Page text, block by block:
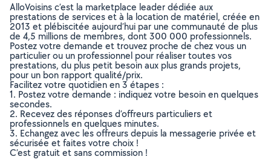
AlloVoisins c’est la marketplace leader dédiée aux
prestations de services et à la location de matériel, créée en
2013 et plébiscitée aujourd’hui par une communauté de plus
de 4,5 millions de membres, dont 300 000 professionnels.
Postez votre demande et trouvez proche de chez vous un
particulier ou un professionnel pour réaliser toutes vos
prestations, du plus petit besoin aux plus grands projets,
pour un bon rapport qualité/prix.
Facilitez votre quotidien en 3 étapes :
1. Postez votre demande : indiquez votre besoin en quelques
secondes.
2. Recevez des réponses d’offreurs particuliers et
professionnels en quelques minutes.
3. Echangez avec les offreurs depuis la messagerie privée et
sécurisée et faites votre choix !
C’est gratuit et sans commission !